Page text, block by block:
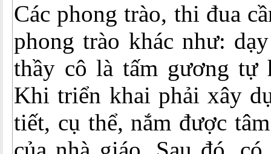
Các phong trào, thi đua
phong trào khác như:
thầy cô là tấm gương tự
Khi triển khai phải xây
tiết, cụ thể, nắm được